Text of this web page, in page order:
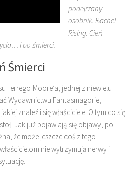
podejrzany
osobnik. Rachel
Rising. Cień
i po śmierci.
Śmierci
Terrego Moore’a, jednej z niewielu
Wydawnictwu Fantasmagorie,
znaleźli się właściciele. O tym co się
Jak już pojawiają się objawy, po
że może jeszcze coś z tego
nie wytrzymują nerwy i